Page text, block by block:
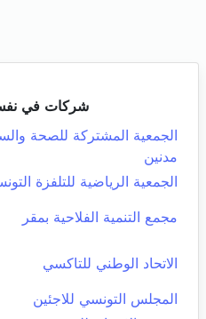
شركات في
الجمعية المشتركة للصحة
مدنين
الجمعية الرياضية للتلفزة
مجمع التنمية الفلاحية بمقر
الاتحاد الوطني للتاكسي
المجلس التونسي للاجئين